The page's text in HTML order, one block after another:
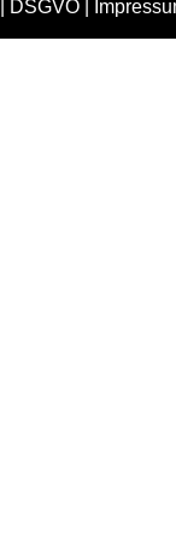
DSGVO|